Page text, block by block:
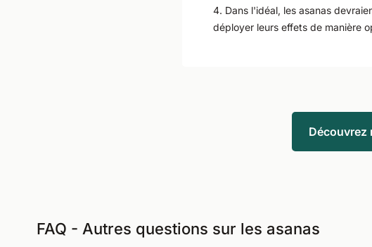
4. Dans l'idéal, les asanas
déployer leurs effets de manière
Découvrez
FAQ - Autres questions sur les asanas